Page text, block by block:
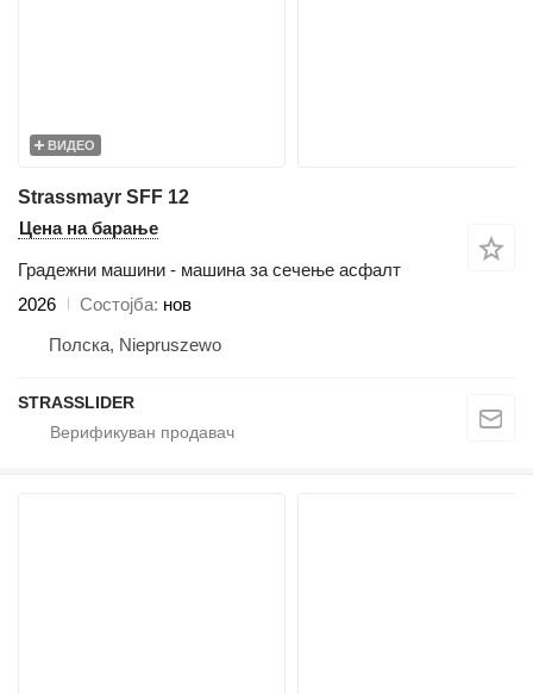
ВИДЕО
Strassmayr SFF 12
Цена на барање
Градежни машини - машина за сечење асфалт
2026
Состојба нов
Полска, Niepruszewo
STRASSLIDER